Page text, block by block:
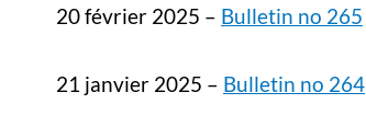
20 février 2025 – Bulletin no 265
21 janvier 2025 – Bulletin no 264